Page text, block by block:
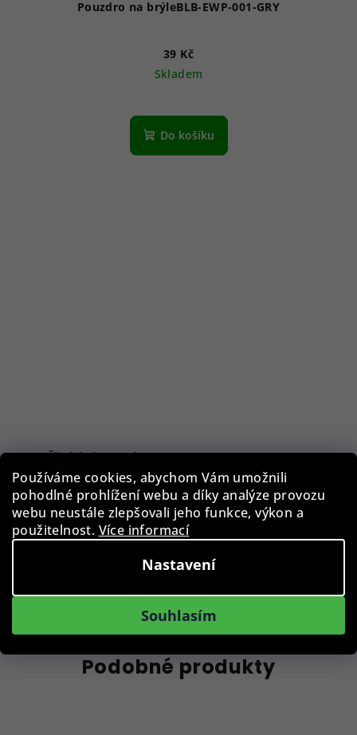
Používáme cookies, abychom Vám umožnili
pohodlné prohlížení webu a díky analýze provozu
webu neustále zlepšovali jeho funkce, výkon a
použitelnost. Více informací
Nastavení
Souhlasím
Pouzdro na brýleBLB-EWP-001-GRY
39 Kč
Skladem
Do košíku
Čistící ubrousek BLB-CLC-002-BLK, 15 x 15 cm
29 Kč
Skladem
Podobné produkty